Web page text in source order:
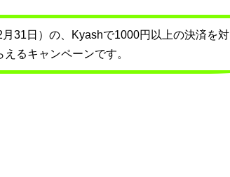
31日）の、Kyashで1000円以上の決済を対
るキャンペーンです。